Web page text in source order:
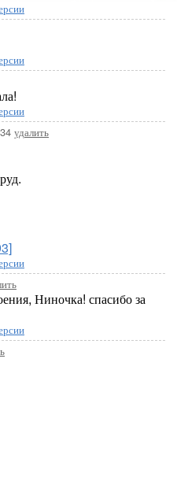
удалить
Ниночка! спасибо за